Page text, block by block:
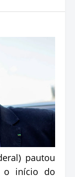
pautou
o início do